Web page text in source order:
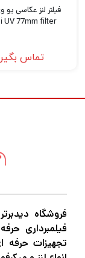
فیلتر لنز عکاسی یو
UV 77mm filter
تماس
فروشگاه
فیلمبرداری
تجهیزات حرفه